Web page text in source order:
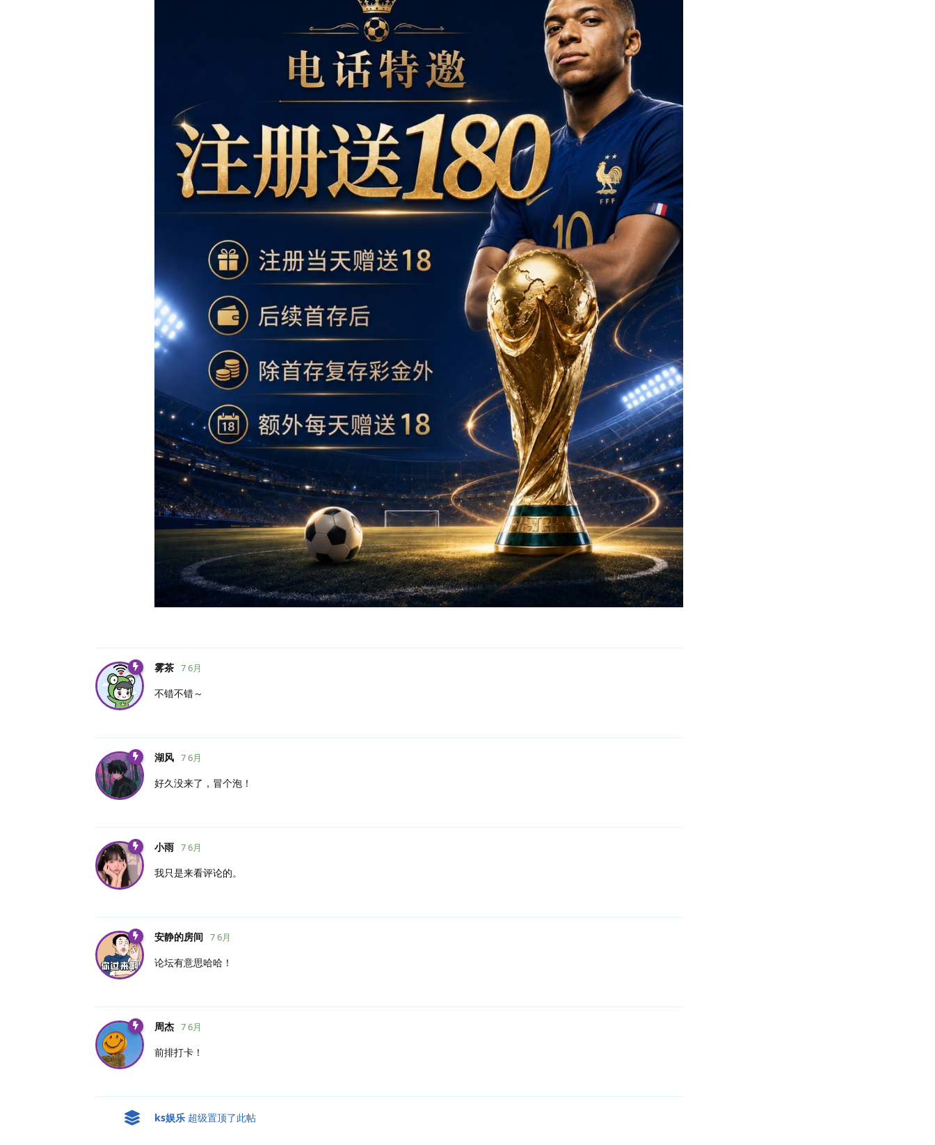
雾茶 7 6月
不错不错～
湖风 7 6月
好久没来了，冒个泡！
小雨 7 6月
我只是来看评论的。
安静的房间 7 6月
论坛有意思哈哈！
周杰 7 6月
前排打卡！
ks娱乐 超级置顶了此帖